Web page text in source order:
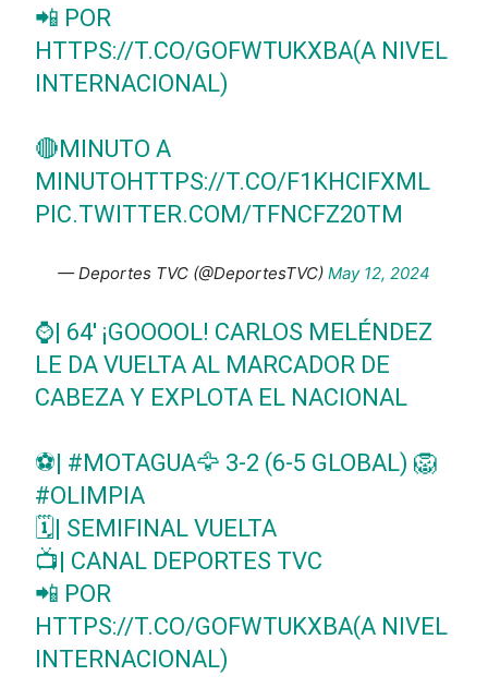
📲 POR
HTTPS://T.CO/GOFWTUKXBA(A NIVEL
INTERNACIONAL)
🔴MINUTO A
MINUTOHTTPS://T.CO/F1KHCIFXML
PIC.TWITTER.COM/TFNCFZ20TM
— Deportes TVC (@DeportesTVC) May 12, 2024
⌚| 64' ¡GOOOOL! CARLOS MELÉNDEZ
LE DA VUELTA AL MARCADOR DE
CABEZA Y EXPLOTA EL NACIONAL
⚽| #MOTAGUA🦅 3-2 (6-5 GLOBAL) 🦁
#OLIMPIA
🗓️| SEMIFINAL VUELTA
📺| CANAL DEPORTES TVC
📲 POR
HTTPS://T.CO/GOFWTUKXBA(A NIVEL
INTERNACIONAL)